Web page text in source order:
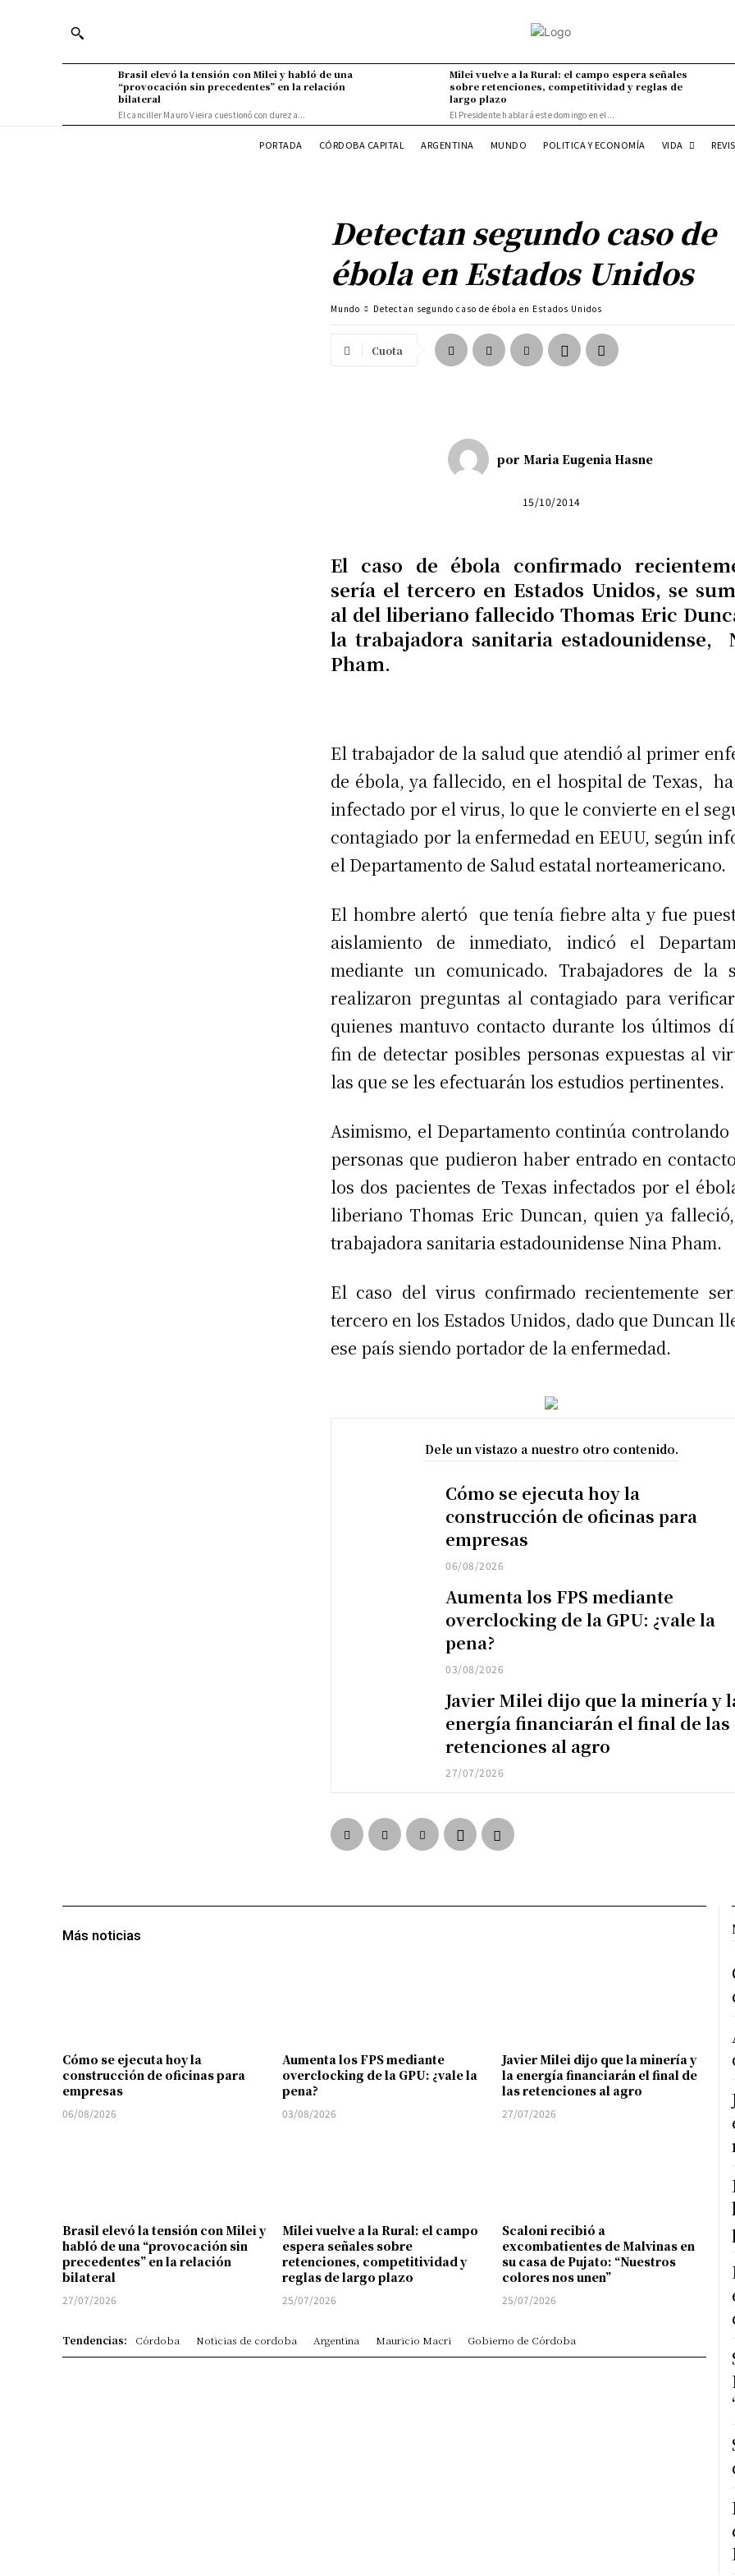
Brasil elevó la tensión con Milei y habló de una
“provocación sin precedentes” en la relación
bilateral
El canciller Mauro Vieira cuestionó con dureza...
Milei vuelve a la Rural: el campo espera señales
sobre retenciones, competitividad y reglas de
largo plazo
El Presidente hablará este domingo en el...
PORTADA CÓRDOBA CAPITAL ARGENTINA MUNDO POLITICA Y ECONOMÍA VIDA
Detectan segundo caso de
ébola en Estados Unidos
Mundo Detectan segundo caso de ébola en Estados Unidos
Cuota
por Maria Eugenia Hasne
15/10/2014
El caso de ébola confirmado
sería el tercero en Estados Unidos, se
al del liberiano fallecido Thomas Eric
la trabajadora sanitaria estadounidense,
Pham.
El trabajador de la salud que atendió al primer
de ébola, ya fallecido, en el hospital de Texas,
infectado por el virus, lo que le convierte en el
contagiado por la enfermedad en EEUU, según
el Departamento de Salud estatal norteamericano.
El hombre alertó que tenía fiebre alta y fue
aislamiento de inmediato, indicó el
mediante un comunicado. Trabajadores de la
realizaron preguntas al contagiado para
quienes mantuvo contacto durante los últimos
fin de detectar posibles personas expuestas al
las que se les efectuarán los estudios pertinentes.
Asimismo, el Departamento continúa controlando
personas que pudieron haber entrado en
los dos pacientes de Texas infectados por el
liberiano Thomas Eric Duncan, quien ya
trabajadora sanitaria estadounidense Nina Pham.
El caso del virus confirmado recientemente
tercero en los Estados Unidos, dado que Duncan
ese país siendo portador de la enfermedad.
Dele un vistazo a nuestro otro contenido.
Cómo se ejecuta hoy la
construcción de oficinas para
empresas
06/08/2026
Aumenta los FPS mediante
overclocking de la GPU: ¿vale la
pena?
03/08/2026
Javier Milei dijo que la minería y
energía financiarán el final de las
retenciones al agro
27/07/2026
Más noticias
Cómo se ejecuta hoy la
construcción de oficinas para
empresas
06/08/2026
Aumenta los FPS mediante
overclocking de la GPU: ¿vale la
pena?
03/08/2026
Javier Milei dijo que la minería y
la energía financiarán el final de
las retenciones al agro
27/07/2026
Brasil elevó la tensión con Milei y
habló de una “provocación sin
precedentes” en la relación
bilateral
27/07/2026
Milei vuelve a la Rural: el campo
espera señales sobre
retenciones, competitividad y
reglas de largo plazo
25/07/2026
Scaloni recibió a
excombatientes de Malvinas en
su casa de Pujato: “Nuestros
colores nos unen”
25/07/2026
Tendencias: Córdoba Noticias de cordoba Argentina Mauricio Macri Gobierno de Córdoba